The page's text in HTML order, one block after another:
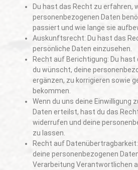
Du hast das Recht zu erfahren,
personenbezogenen Daten
passiert und wie lange sie
Auskunftsrecht: Du hast das
persönliche Daten einzusehen.
Recht auf Berichtigung: Du
du wünscht, deine
ergänzen, zu korrigieren sowie
bekommen.
Wenn du uns deine Einwilligung
Daten erteilst, hast du das
widerrufen und deine
zu lassen.
Recht auf
deine personenbezogenen
Verarbeitung Verantwortlichen